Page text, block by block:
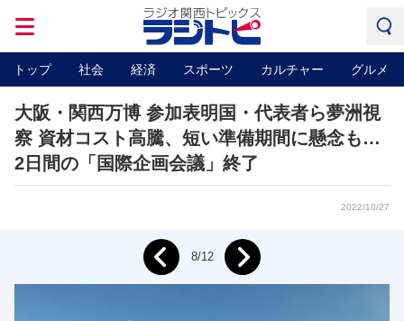
トップ 社会 経済 スポーツ カルチャー グルメ
大阪・関西万博 参加表明国・代表者ら夢洲視
察 資材コスト高騰、短い準備期間に懸念も…
2日間の「国際企画会議」終了
2022/10/27
8/12